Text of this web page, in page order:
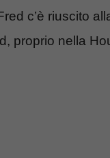
c’è riuscito
proprio nella